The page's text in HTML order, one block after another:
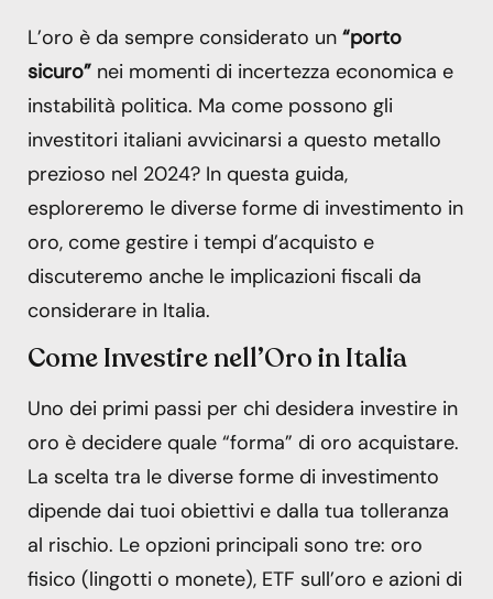
L’oro è da sempre considerato un “porto
sicuro” nei momenti di incertezza economica e
instabilità politica. Ma come possono gli
investitori italiani avvicinarsi a questo metallo
prezioso nel 2024? In questa guida,
esploreremo le diverse forme di investimento in
oro, come gestire i tempi d’acquisto e
discuteremo anche le implicazioni fiscali da
considerare in Italia.
Come Investire nell’Oro in Italia
Uno dei primi passi per chi desidera investire in
oro è decidere quale “forma” di oro acquistare.
La scelta tra le diverse forme di investimento
dipende dai tuoi obiettivi e dalla tua tolleranza
al rischio. Le opzioni principali sono tre: oro
fisico (lingotti o monete), ETF sull’oro e azioni di